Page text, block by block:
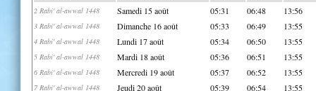
2 Rabi' al-awwal 1448 Samedi 15 août 05:31 06:48 13:56
3 Rabi' al-awwal 1448 Dimanche 16 août 05:33 06:49 13:55
4 Rabi' al-awwal 1448 Lundi 17 août 05:34 06:50 13:55
5 Rabi' al-awwal 1448 Mardi 18 août 05:36 06:51 13:55
6 Rabi' al-awwal 1448 Mercredi 19 août 05:37 06:52 13:55
7 Rabi' al-awwal 1448 Jeudi 20 août 05:39 06:54 13:55